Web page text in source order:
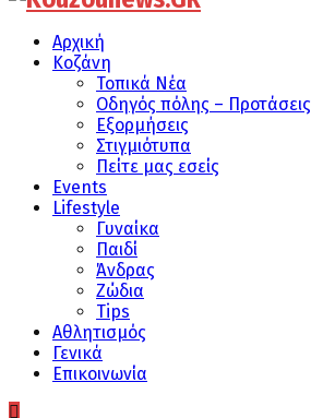
Αρχική
Κοζάνη
Τοπικά Νέα
Οδηγός πόλης – Προτάσεις
Εξορμήσεις
Στιγμιότυπα
Πείτε μας εσείς
Events
Lifestyle
Γυναίκα
Παιδί
Άνδρας
Ζώδια
Tips
Αθλητισμός
Γενικά
Επικοινωνία